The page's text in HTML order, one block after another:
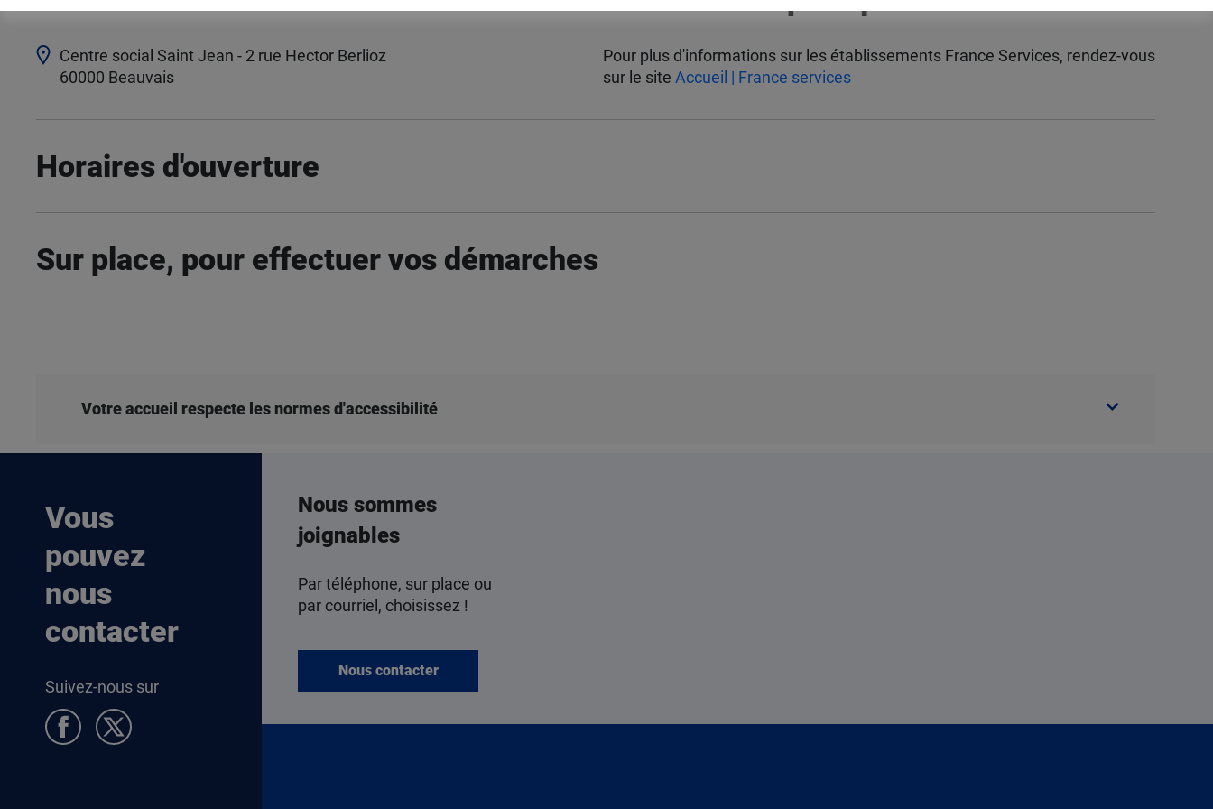
Centre social Saint Jean - 2 rue Hector Berlioz
60000 Beauvais
Pour plus d'informations sur les établissements France Services, rendez-vous
sur le site Accueil | France services
Horaires d'ouverture
Sur place, pour effectuer vos démarches
Votre accueil respecte les normes d'accessibilité
Vous
pouvez
nous
contacter
Suivez-nous sur
Nous sommes
joignables
Par téléphone, sur place ou
par courriel, choisissez !
Nous contacter